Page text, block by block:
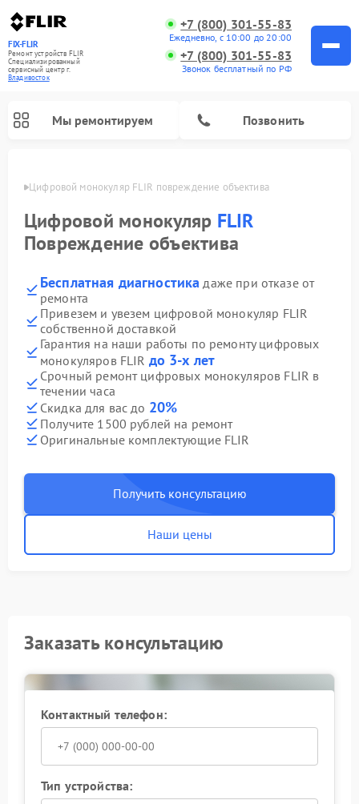
FIX-FLIR
Ремонт устройств FLIR
Специализированный
cервисный центр г.
Владивосток
+7 (800) 301-55-83
Ежедневно, с 10:00 до 20:00
+7 (800) 301-55-83
Звонок бесплатный по РФ
Мы ремонтируем Позвонить
Цифровой монокуляр FLIR повреждение объектива
Цифровой монокуляр FLIR
Повреждение объектива
Бесплатная диагностика даже при отказе от
ремонта
Привезем и увезем цифровой монокуляр FLIR
собственной доставкой
Гарантия на наши работы по ремонту цифровых
монокуляров FLIR до 3-х лет
Срочный ремонт цифровых монокуляров FLIR в
течении часа
Скидка для вас до 20%
Получите 1500 рублей на ремонт
Оригинальные комплектующие FLIR
Получить консультацию
Наши цены
Заказать консультацию
Контактный телефон:
Тип устройства: